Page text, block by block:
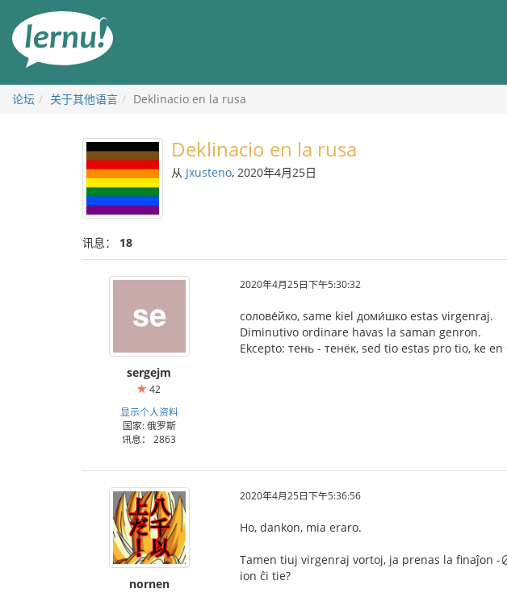
论坛 关于其他语言 Deklinacio en la rusa
Deklinacio en la rusa
从 Jxusteno, 2020年4月25日
讯息： 18
sergejm
42
显示个人资料
国家: 俄罗斯
讯息： 2863
2020年4月25日下午5:30:32
солове́йко, same kiel доми́шко estas virgenraj.
Diminutivo ordinare havas la saman genron.
Ekcepto: тень - тенёк, sed tio estas pro tio, ke
nornen
2020年4月25日下午5:36:56
Ho, dankon, mia eraro.
Tamen tiuj virgenraj vortoj, ja prenas la finaĵon
ion ĉi tie?